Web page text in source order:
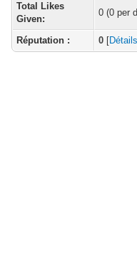
Total Likes
Given:
0 (0 per
Réputation : 0 [Détails